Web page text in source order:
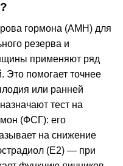
гормона (AMH) для
резерва и
применяют ряд
Это помогает точнее
или ранней
тест на
(ФСГ): его
на снижение
(E2) — при